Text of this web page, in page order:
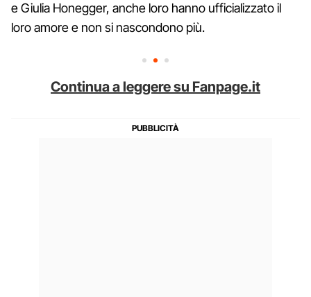
e Giulia Honegger, anche loro hanno ufficializzato il
loro amore e non si nascondono più.
Continua a leggere su Fanpage.it